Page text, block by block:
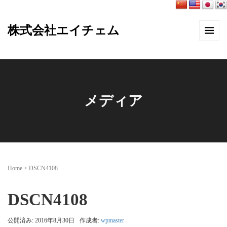
株式会社エイチェム
メディア
Home > DSCN4108
DSCN4108
公開済み: 2016年8月30日 作成者: wpmaster